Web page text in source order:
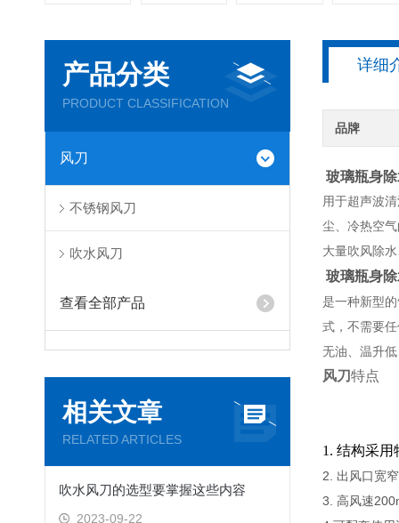
产品分类
PRODUCT CLASSIFICATION
风刀
不锈钢风刀
吹水风刀
查看全部产品
相关文章
RELATED ARTICLES
吹水风刀的选型要掌握这些内容
2023-09-22
详细
品牌
玻璃瓶身
用于超声波
尘、冷热空
大量吹风除
玻璃瓶身
是一种新型
式，不需要
无油、温升
风刀特点
1. 结构采
2. 出风口宽
3. 高风速